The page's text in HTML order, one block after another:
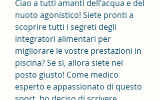
Ciao a tutti amanti dell'acqua e del
nuoto agonistico! Siete pronti a
scoprire tutti i segreti degli
integratori alimentari per
migliorare le vostre prestazioni in
piscina? Se sì, allora siete nel
posto giusto! Come medico
esperto e appassionato di questo